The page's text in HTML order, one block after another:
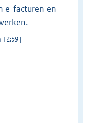
e-facturen en
|